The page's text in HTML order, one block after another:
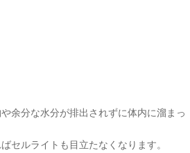
余分な水分が排出されずに体内に溜まっ
セルライトも目立たなくなります。